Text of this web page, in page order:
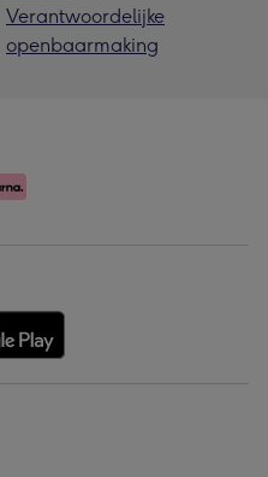
Verantwoordelijke
openbaarmaking